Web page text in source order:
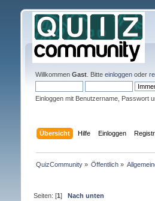
Willkommen Gast. Bitte einloggenoder
Einloggen mit Benutzername, Passwort
Übersicht Hilfe Einloggen
QuizCommunity» Öffentlich »
Seiten: [1] Nach unten